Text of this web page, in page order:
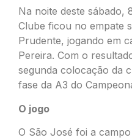
Na noite deste sábado,
Clube ficou no empate
Prudente, jogando em
Pereira. Com o
segunda colocação da
fase da A3 do
O jogo
O São José foi a